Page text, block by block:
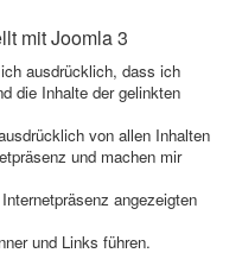
mit Joomla 3
ausdrücklich, dass ich
die Inhalte der gelinkten
von allen Inhalten
und machen mir
angezeigten
und Links führen.